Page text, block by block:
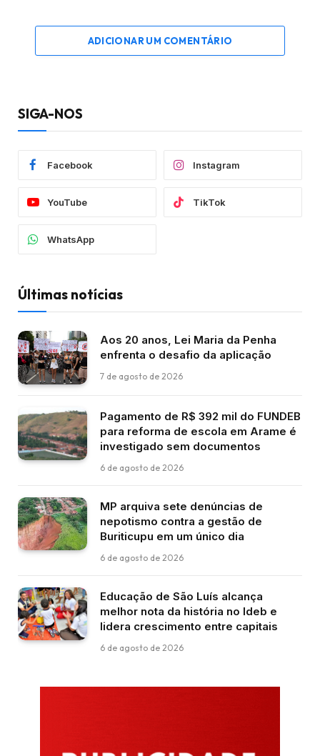
ADICIONAR UM COMENTÁRIO
SIGA-NOS
Facebook Instagram
YouTube TikTok
WhatsApp
Últimas notícias
Aos 20 anos, Lei Maria da Penha
enfrenta o desafio da aplicação
7 de agosto de 2026
Pagamento de R$ 392 mil do FUNDEB
para reforma de escola em Arame é
investigado sem documentos
6 de agosto de 2026
MP arquiva sete denúncias de
nepotismo contra a gestão de
Buriticupu em um único dia
6 de agosto de 2026
Educação de São Luís alcança
melhor nota da história no Ideb e
lidera crescimento entre capitais
6 de agosto de 2026